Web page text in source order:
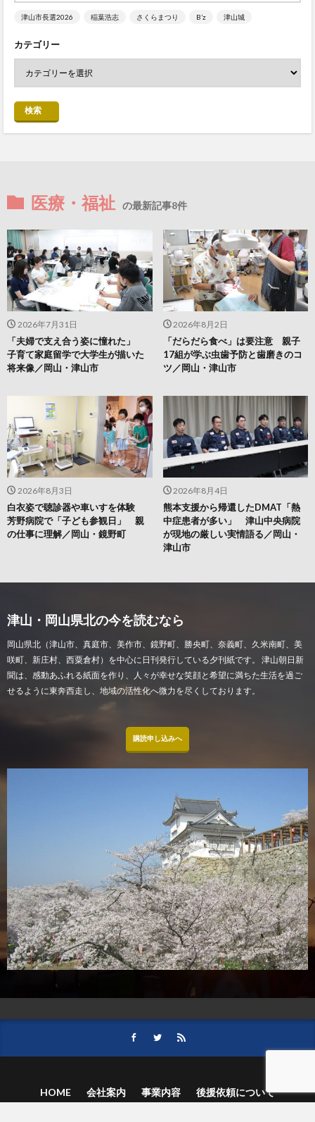
津山市長選2026 稲葉浩志 さくらまつり B’z 津山城
カテゴリー
検索
医療・福祉 の最新記事8件
2026年8月4日
熊本支援から帰還したDMAT「熱
中症患者が多い」 津山中央病院
が現地の厳しい実情語る／岡山・
津山市
2026年8月3日
白衣姿で聴診器や車いすを体験
芳野病院で「子ども参観日」 親
の仕事に理解／岡山・鏡野町
2026年8月2日
「だらだら食べ」は要注意 親子
17組が学ぶ虫歯予防と歯磨きのコ
ツ／岡山・津山市
2026年7月31日
「夫婦で支え合う姿に憧れた」
子育て家庭留学で大学生が描いた
将来像／岡山・津山市
津山・岡山県北の今を読むなら
岡山県北（津山市、真庭市、美作市、鏡野町、勝央町、奈義町、久米南町、美
咲町、新庄村、西粟倉村）を中心に日刊発行している夕刊紙です。 津山朝日新
聞は、感動あふれる紙面を作り、人々が幸せな笑顔と希望に満ちた生活を過ご
せるように東奔西走し、地域の活性化へ微力を尽くしております。
購読申し込みへ
HOME 会社案内 事業内容
後援依頼について